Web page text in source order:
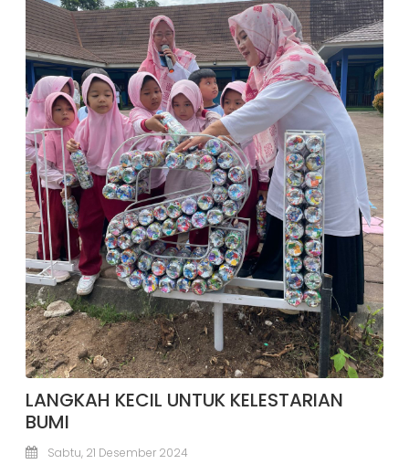
LANGKAH KECIL UNTUK KELESTARIAN
BUMI
Sabtu, 21 Desember 2024